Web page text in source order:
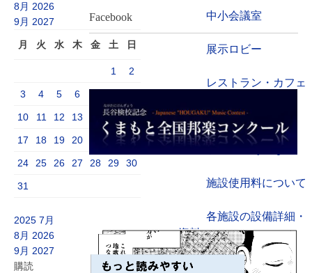
中小会議室
展示ロビー
レストラン・カフェ
施設ご利用について
施設使用料について
各施設の設備詳細・
資料
アクセス
8月 2026
9月 2027
月 火 水 木 金 土 日
1 2
3 4 5 6
10 11 12 13 15 16
17 18 19 20 22 23
24 25 26 27 28 29 30
31
2025 7月
8月 2026
9月 2027
購読
Facebook